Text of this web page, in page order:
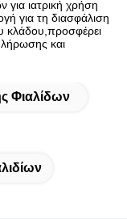
ιατρική χρήση
για τη διασφάλιση
κλάδου,προσφέρει
και
Φιαλίδων